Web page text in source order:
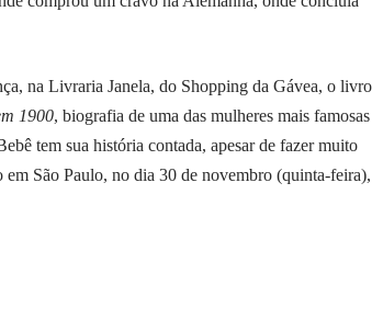
na Livraria Janela, do Shopping da Gávea, o livro
1900, biografia de uma das mulheres mais famosas
tem sua história contada, apesar de fazer muito
São Paulo, no dia 30 de novembro (quinta-feira),